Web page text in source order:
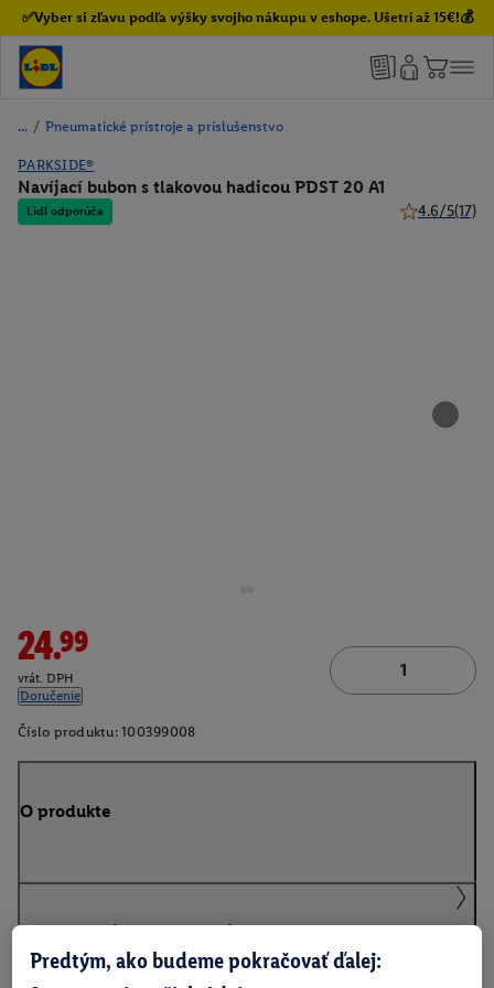
✅Vyber si zľavu podľa výšky svojho nákupu v eshope. Ušetri až 15€!💰
/ Pneumatické prístroje a príslušenstvo
PARKSIDE®
Navíjací bubon s tlakovou hadicou PDST 20 A1
Lidl odporúča 4.6/5(17)
24.99
vrát. DPH
Doručenie
Číslo produktu: 100399008
O produkte
Podrobnosti o bezpečnosti produktu
Predtým, ako budeme pokračovať ďalej: